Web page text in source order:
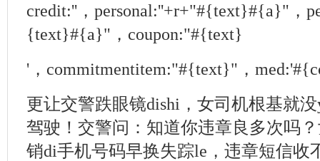
credit:''，personal:''+r+"#{text}#{a}"，
{text}#{a}"，coupon:"#{text}
'，commitmentitem:"#{text}"，
更让交警跌眼镜dishi，女司机根基就
驾驶！交警问：知道你违章良多次吗
销di手机号码早换失踪le，违章短信收